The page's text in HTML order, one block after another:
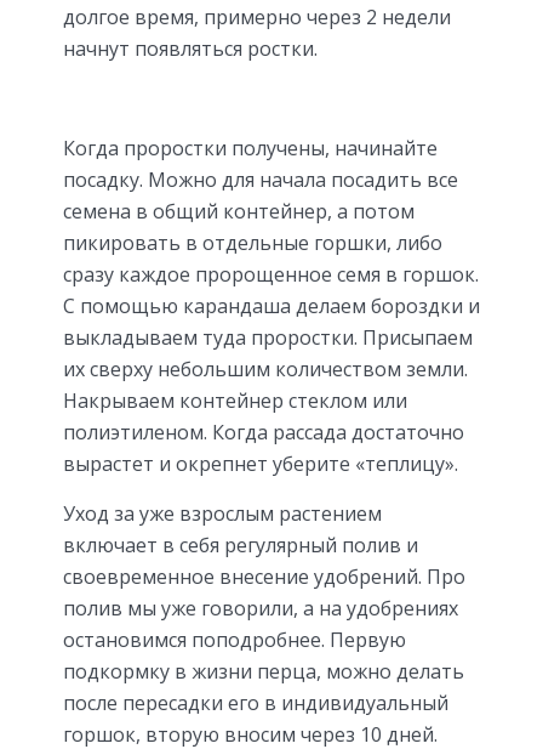
долгое время, примерно через 2 недели
начнут появляться ростки.
Когда проростки получены, начинайте
посадку. Можно для начала посадить все
семена в общий контейнер, а потом
пикировать в отдельные горшки, либо
сразу каждое пророщенное семя в горшок.
С помощью карандаша делаем бороздки и
выкладываем туда проростки. Присыпаем
их сверху небольшим количеством земли.
Накрываем контейнер стеклом или
полиэтиленом. Когда рассада достаточно
вырастет и окрепнет уберите «теплицу».
Уход за уже взрослым растением
включает в себя регулярный полив и
своевременное внесение удобрений. Про
полив мы уже говорили, а на удобрениях
остановимся поподробнее. Первую
подкормку в жизни перца, можно делать
после пересадки его в индивидуальный
горшок, вторую вносим через 10 дней.